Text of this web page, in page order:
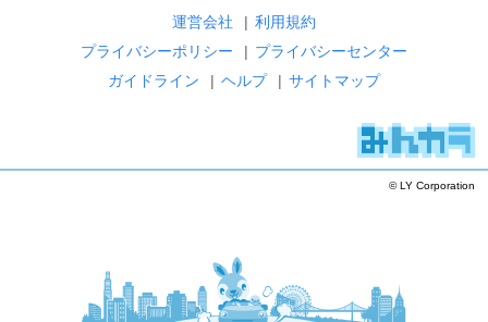
運営会社 | 利用規約
プライバシーポリシー
| プライバシーセンター
ガイドライン
| ヘルプ | サイトマップ
© LY Corporation